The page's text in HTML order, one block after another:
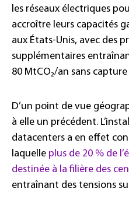
les réseaux électriques
accroître leurs capacités
aux États-Unis, avec des
supplémentaires
80 MtCO₂/an sans
D’un point de vue
à elle un précédent.
datacenters a en effet
laquelle plus de 20 % de
destinée à la filière des
entraînant des tensions